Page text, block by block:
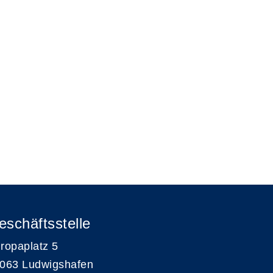
5
Ludwigshafen